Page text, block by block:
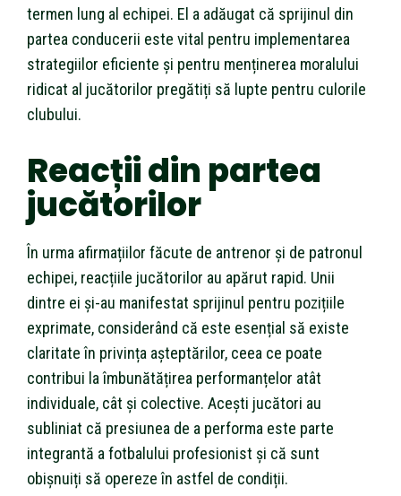
termen lung al echipei. El a adăugat că sprijinul din
partea conducerii este vital pentru implementarea
strategiilor eficiente și pentru menținerea moralului
ridicat al jucătorilor pregătiți să lupte pentru culorile
clubului.
Reacții din partea
jucătorilor
În urma afirmațiilor făcute de antrenor și de patronul
echipei, reacțiile jucătorilor au apărut rapid. Unii
dintre ei și-au manifestat sprijinul pentru pozițiile
exprimate, considerând că este esențial să existe
claritate în privința așteptărilor, ceea ce poate
contribui la îmbunătățirea performanțelor atât
individuale, cât și colective. Acești jucători au
subliniat că presiunea de a performa este parte
integrantă a fotbalului profesionist și că sunt
obișnuiți să opereze în astfel de condiții.